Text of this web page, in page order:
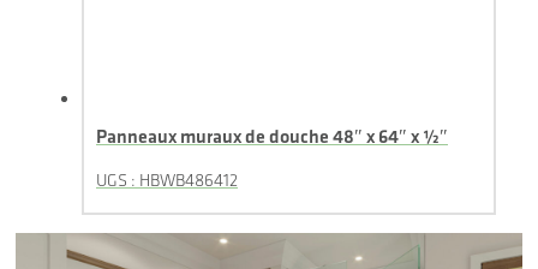
Panneaux muraux de douche 48″ x 64″ x ½″
UGS : HBWB486412